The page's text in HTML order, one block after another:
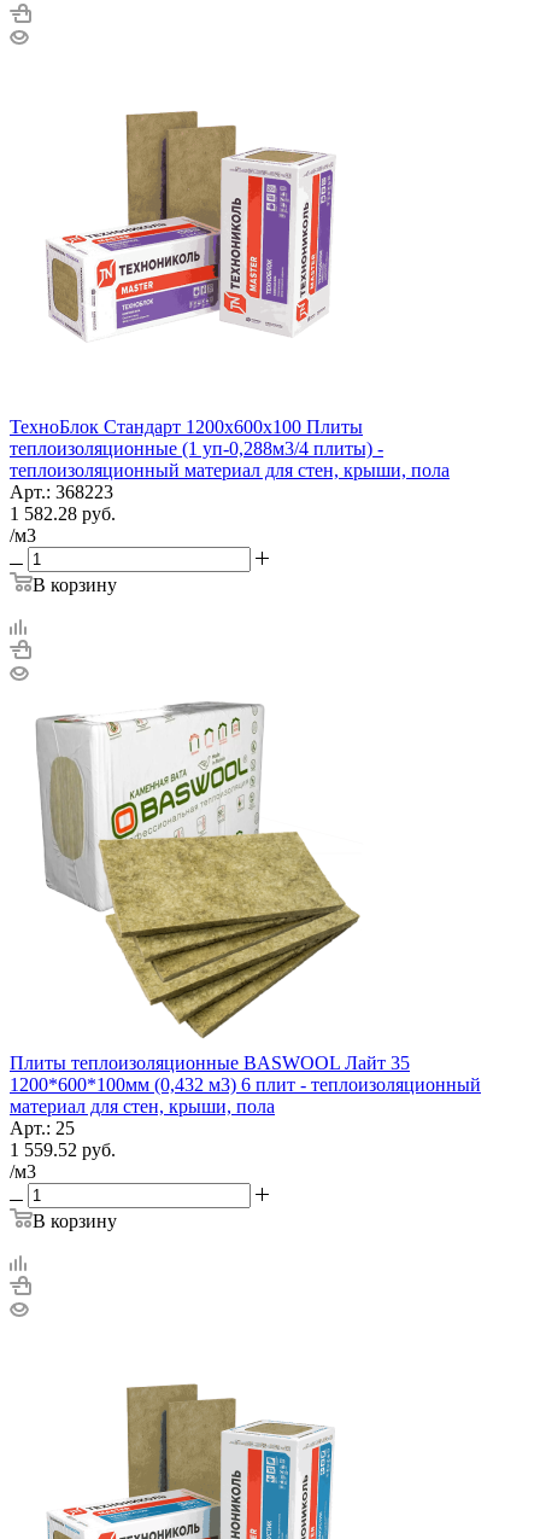
ТехноБлок Стандарт 1200х600х100 Плиты
теплоизоляционные (1 уп-0,288м3/4 плиты) -
теплоизоляционный материал для стен, крыши, пола
Арт.: 368223
1 582.28 руб.
/м3
В корзину
Плиты теплоизоляционные BASWOOL Лайт 35
1200*600*100мм (0,432 м3) 6 плит - теплоизоляционный
материал для стен, крыши, пола
Арт.: 25
1 559.52 руб.
/м3
В корзину